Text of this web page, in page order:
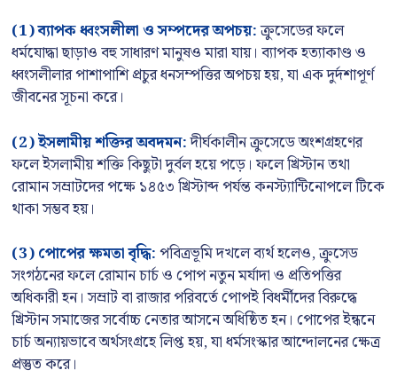
(1) ব্যাপক ধ্বংসলীলা ও সম্পদের অপচয়:ক্রুসেডের ফলে
ধর্মযোদ্ধা ছাড়াও বহু সাধারণ মানুষও মারা যায়। ব্যাপক হত্যাকাণ্ড ও
ধ্বংসলীলার পাশাপাশি প্রচুর ধনসম্পত্তির অপচয় হয়, যা এক দুর্দশাপূর্ণ
জীবনের সূচনা করে।
(2) ইসলামীয় শক্তির অবদমন:দীর্ঘকালীন ক্রুসেডে অংশগ্রহণের
ফলে ইসলামীয় শক্তি কিছুটা দুর্বল হয়ে পড়ে। ফলে খ্রিস্টান তথা
রোমান সম্রাটদের পক্ষে ১৪৫৩ খ্রিস্টাব্দ পর্যন্ত কনস্ট্যান্টিনোপলে টিকে
থাকা সম্ভব হয়।
(3) পোপের ক্ষমতা বৃদ্ধি:পবিত্রভূমি দখলে ব্যর্থ হলেও, ক্রুসেড
সংগঠনের ফলে রোমান চার্চ ও পোপ নতুন মর্যাদা ও প্রতিপত্তির
অধিকারী হন। সম্রাট বা রাজার পরিবর্তে পোপই বিধর্মীদের বিরুদ্ধে
খ্রিস্টান সমাজের সর্বোচ্চ নেতার আসনে অধিষ্ঠিত হন। পোপের ইন্ধনে
চার্চ অন্যায়ভাবে অর্থসংগ্রহে লিপ্ত হয়, যা ধর্মসংস্কার আন্দোলনের ক্ষেত্র
প্রস্তুত করে।